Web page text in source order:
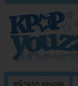
หน้าแรก youzab